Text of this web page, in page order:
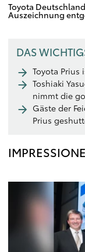
Toyota
Auszeichnung
DAS
Toyota Prius
Toshiaki
nimmt die
Gäste der
Prius